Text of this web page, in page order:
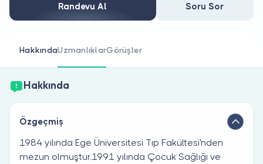
Doktor musunuz?
Randevu Al Soru Sor
HakkındaUzmanlıklarGörüşler
Hakkında
Özgeçmiş
1984 yılında Ege Üniversitesi Tıp Fakültesi'nden
mezun olmuştur.1991 yılında Çocuk Sağlığı ve